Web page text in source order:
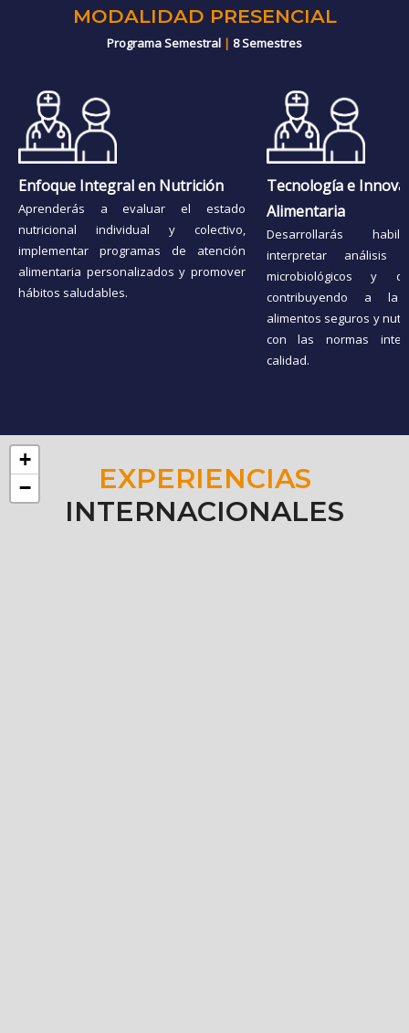
MODALIDAD PRESENCIAL
Programa Semestral | 8 Semestres
Enfoque Integral en Nutrición
Aprenderás a evaluar el estado
nutricional individual y colectivo,
implementar programas de atención
alimentaria personalizados y promover
hábitos saludables.
Tecnología e
Alimentaria
Desarrollarás
interpretar análisis
microbiológicos y
contribuyendo a la
alimentos seguros y
con las normas
calidad.
EXPERIENCIAS
INTERNACIONALES
+
−